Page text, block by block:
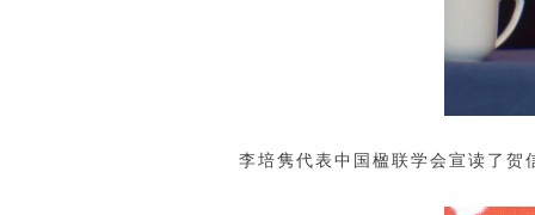
李培隽代表中国楹联学会宣读了贺